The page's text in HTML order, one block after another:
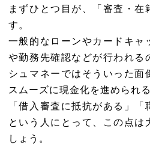
まずひとつ目が、「審査・
す。
一般的なローンやカードキャ
や勤務先確認などが行われる
シュマネーではそういった面
スムーズに現金化を進められ
「借入審査に抵抗がある」「
という人にとって、この点
しょう。